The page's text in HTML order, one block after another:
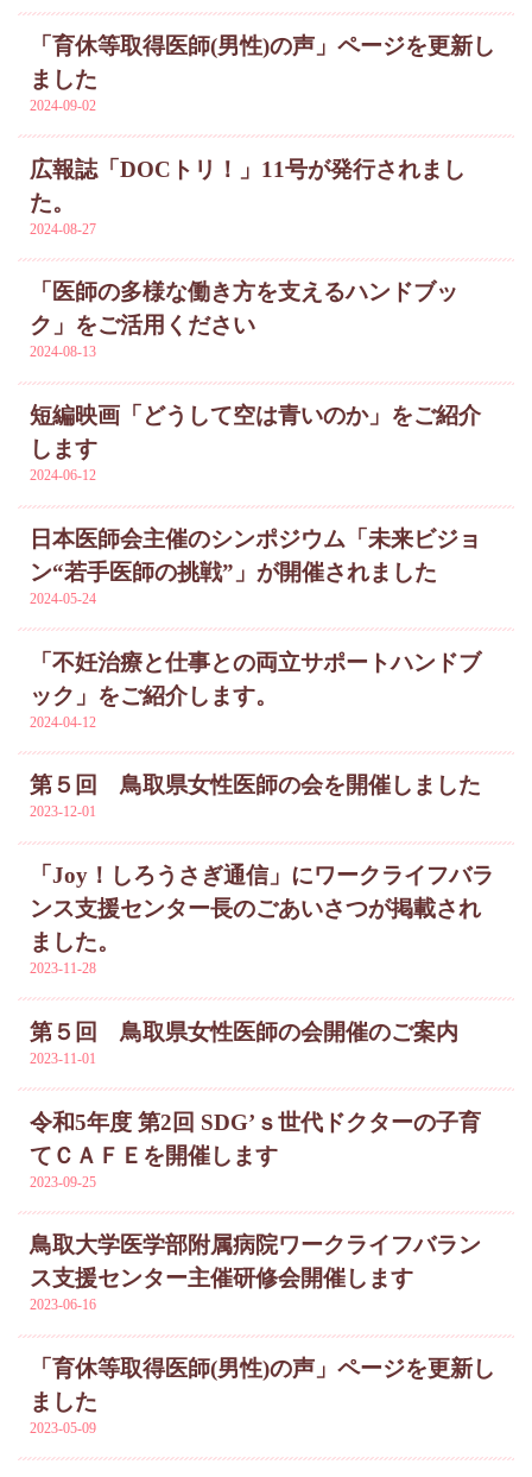
「育休等取得医師(男性)の声」ページを更新し
ました
2024-09-02
広報誌「DOCトリ！」11号が発行されまし
た。
2024-08-27
「医師の多様な働き方を支えるハンドブッ
ク」をご活用ください
2024-08-13
短編映画「どうして空は青いのか」をご紹介
します
2024-06-12
日本医師会主催のシンポジウム「未来ビジョ
ン“若手医師の挑戦”」が開催されました
2024-05-24
「不妊治療と仕事との両立サポートハンドブ
ック」をご紹介します。
2024-04-12
第５回 鳥取県女性医師の会を開催しました
2023-12-01
「Joy！しろうさぎ通信」にワークライフバラ
ンス支援センター長のごあいさつが掲載され
ました。
2023-11-28
第５回 鳥取県女性医師の会開催のご案内
2023-11-01
令和5年度 第2回 SDG’ｓ世代ドクターの子育
てＣＡＦＥを開催します
2023-09-25
鳥取大学医学部附属病院ワークライフバラン
ス支援センター主催研修会開催します
2023-06-16
「育休等取得医師(男性)の声」ページを更新し
ました
2023-05-09